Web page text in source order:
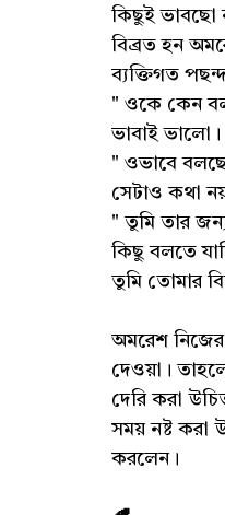
কিছুই ভাবছো
বিব্রত হন
ব্যক্তিগত
" ওকে কেন
ভাবাই
" ওভাবে
সেটাও কথা
" তুমি তার
কিছু বলতে
তুমি তোমার
অমরেশ নিজের
দেওয়া।
দেরি করা
সময় নষ্ট করা
করলেন।